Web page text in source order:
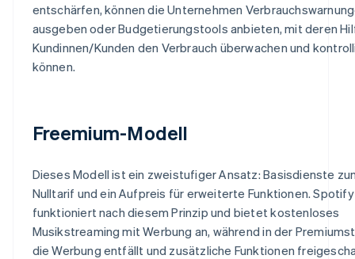
entschärfen, können die Unternehmen
ausgeben oder Budgetierungstools anbieten, mit deren
Kundinnen/Kunden den Verbrauch überwachen und
können.
Freemium-Modell
Dieses Modell ist ein zweistufiger Ansatz: Basisdienste
Nulltarif und ein Aufpreis für erweiterte Funktionen. Spotify
funktioniert nach diesem Prinzip und bietet kostenloses
Musikstreaming mit Werbung an, während in der
die Werbung entfällt und zusätzliche Funktionen